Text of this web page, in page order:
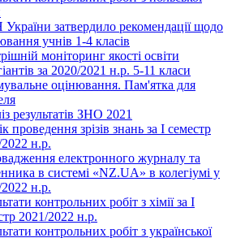
затвердило рекомендації щодо
учнів 1-4 класів
моніторинг якості освіти
за 2020/2021 н.р. 5-11 класи
оцінювання. Пам'ятка для
результатів ЗНО 2021
проведення зрізів знань за І семестр
н.р.
електронного журналу та
в системі «NZ.UA» в колегіумі у
н.р.
контрольних робіт з хімії за І
2021/2022 н.р.
контрольних робіт з української